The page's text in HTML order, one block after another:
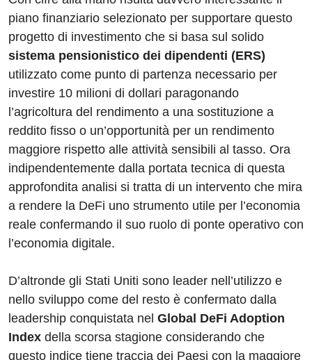
piano finanziario selezionato per supportare questo
progetto di investimento che si basa sul solido
sistema pensionistico dei dipendenti (ERS)
utilizzato come punto di partenza necessario per
investire 10 milioni di dollari paragonando
l’agricoltura del rendimento a una sostituzione a
reddito fisso o un’opportunità per un rendimento
maggiore rispetto alle attività sensibili al tasso. Ora
indipendentemente dalla portata tecnica di questa
approfondita analisi si tratta di un intervento che mira
a rendere la DeFi uno strumento utile per l’economia
reale confermando il suo ruolo di ponte operativo con
l’economia digitale.
D’altronde gli Stati Uniti sono leader nell’utilizzo e
nello sviluppo come del resto è confermato dalla
leadership conquistata nel Global DeFi Adoption
Index della scorsa stagione considerando che
questo indice tiene traccia dei Paesi con la maggiore